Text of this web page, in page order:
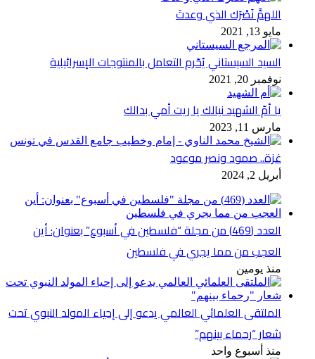
اللهمَّ نَصْرَك الذي وعدتَ
مايو 13, 2021
السيد السيستاني يُحّرم التعامل بالمنتوجات الإسرائيلية
نوفمبر 20, 2021
يا أمّ الشهيد نيالك يا ريت أمي بدالك
مارس 11, 2023
غزة.. صمود ونصر موعود
أبريل 2, 2024
العدد (469) من مجلة “فلسطين في أسبوع” بعنوان: أين
العجب من مما يجري في فلسطين
منذ يومين
الملتقى العلمائي العالمي يدعو إلى إحياء المولد النبوي تحت
شعار “رحماء بينهم”
منذ أسبوع واحد